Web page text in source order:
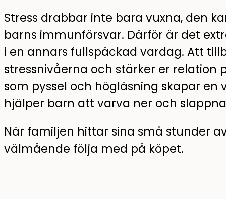
Stress drabbar inte bara vuxna, den
barns immunförsvar. Därför är det
i en annars fullspäckad vardag. Att
stressnivåerna och stärker er relation
som pyssel och högläsning skapar
hjälper barn att varva ner och
När familjen hittar sina små stunder
välmående följa med på köpet.